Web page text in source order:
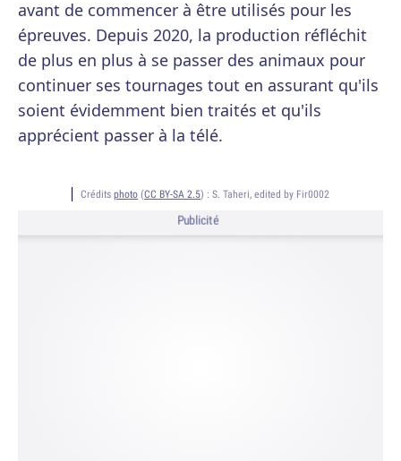
avant de commencer à être utilisés pour les
épreuves. Depuis 2020, la production réfléchit
de plus en plus à se passer des animaux pour
continuer ses tournages tout en assurant qu'ils
soient évidemment bien traités et qu'ils
apprécient passer à la télé.
Crédits photo (CC BY-SA 2.5) : S. Taheri, edited by Fir0002
Publicité